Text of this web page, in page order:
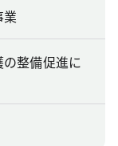
整備促進に